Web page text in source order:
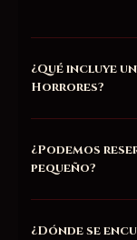
¿Qué incluye
Horrores?
¿Podemos
pequeño?
¿Dónde se